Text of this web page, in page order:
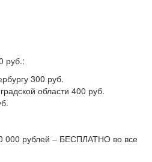
руб.:
300 руб.
области 400 руб.
000 рублей – БЕСПЛАТНО во все